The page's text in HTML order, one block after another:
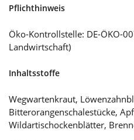
Pflichthinweis
Öko-Kontrollstelle: DE-ÖKO-
Landwirtschaft)
Inhaltsstoffe
Wegwartenkraut,
Bitterorangenschalestücke,
Wildartischockenblätter,